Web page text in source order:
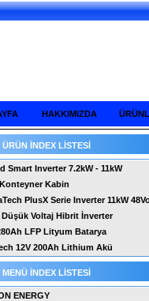
HAKKIMIZDA
ÜRÜN İNDEX LİSTESİ
Smart Inverter 7.2kW - 11kW
Konteyner Kabin
PlusX Serie Inverter 11kW
Düşük Voltaj Hibrit İnverter
LFP Lityum Batarya
12V 200Ah Lithium Akü
MENÜ İNDEX LİSTESİ
ENERGY